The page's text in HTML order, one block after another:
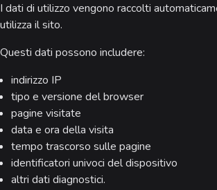
I dati di utilizzo vengono raccolti
utilizza il sito.
Questi dati possono includere:
indirizzo IP
tipo e versione del browser
pagine visitate
data e ora della visita
tempo trascorso sulle pagine
identificatori univoci del dispositivo
altri dati diagnostici.